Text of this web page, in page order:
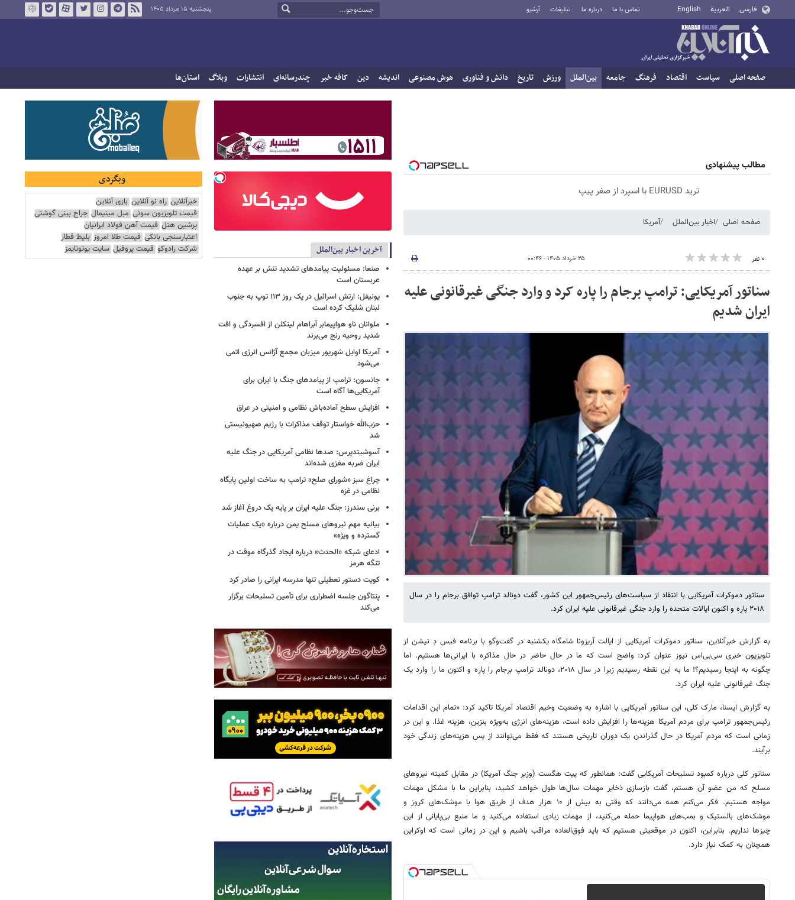
فارسی العربية English تماس با ما درباره ما تبلیغات آرشیو پنجشنبه ۱۵ مرداد ۱۴۰۵
صفحه اصلی سیاست اقتصاد فرهنگ جامعه بین‌الملل ورزش تاریخ دانش و فناوری هوش مصنوعی اندیشه دین کافه خبر چندرسانه‌ای انتشارات وبلاگ استان‌ها
مطالب پیشنهادی
ترید EURUSD با اسپرد از صفر پیپ
صفحه اصلی اخبار بین‌الملل آمریکا
۰ نفر ۲۵ خرداد ۱۴۰۵ - ۰۰:۴۶
سناتور آمریکایی: ترامپ برجام را پاره کرد و وارد جنگی غیرقانونی علیه
ایران شدیم
سناتور دموکرات آمریکایی با انتقاد از سیاست‌های رئیس‌جمهور این کشور، گفت دونالد ترامپ توافق برجام را در سال
۲۰۱۸ پاره و اکنون ایالات متحده را وارد جنگی غیرقانونی علیه ایران کرد.
به گزارش خبرآنلاین، سناتور دموکرات آمریکایی از ایالت آریزونا شامگاه یکشنبه در گفت‌وگو با برنامه فیس دِ نیشن از
تلویزیون خبری سی‌بی‌اس نیوز عنوان کرد: واضح است که ما در حال حاضر در حال مذاکره با ایرانی‌ها هستیم. اما
چگونه به اینجا رسیدیم؟! ما به این نقطه رسیدیم زیرا در سال ۲۰۱۸، دونالد ترامپ برجام را پاره و اکنون ما را وارد یک
جنگ غیرقانونی علیه ایران کرد.
به گزارش ایسنا، مارک کلی، این سناتور آمریکایی با اشاره به وضعیت وخیم اقتصاد آمریکا تاکید کرد: «تمام این اقدامات
رئیس‌جمهور ترامپ برای مردم آمریکا هزینه‌ها را افزایش داده است، هزینه‌های انرژی به‌ویژه بنزین، هزینه غذا. و این در
زمانی است که مردم آمریکا در حال گذراندن یک دوران تاریخی هستند که فقط می‌توانند از پس هزینه‌های زندگی خود
برآیند.
سناتور کلی درباره کمبود تسلیحات آمریکایی گفت: همانطور که پیت هگست (وزیر جنگ آمریکا) در مقابل کمیته نیروهای
مسلح که من عضو آن هستم، گفت بازسازی ذخایر مهمات سال‌ها طول خواهد کشید، بنابراین ما با مشکل مهمات
مواجه هستیم. فکر می‌کنم همه می‌دانند که وقتی به بیش از ۱۰ هزار هدف از طریق هوا با موشک‌های کروز و
موشک‌های بالستیک و بمب‌های هواپیما حمله می‌کنید، از مهمات زیادی استفاده می‌کنید و ما منبع بی‌پایانی از این
چیزها نداریم. بنابراین، اکنون در موقعیتی هستیم که باید فوق‌العاده مراقب باشیم و این در زمانی است که اوکراین
همچنان به کمک نیاز دارد.
آخرین اخبار بین‌الملل
صنعا: مسئولیت پیامدهای تشدید تنش بر عهده
عربستان است
یونیفل: ارتش اسرائیل در یک روز ۱۱۳ توپ به جنوب
لبنان شلیک کرده است
ملوانان ناو هواپیمابر آبراهام لینکلن از افسردگی و افت
شدید روحیه رنج می‌برند
آمریکا اوایل شهریور میزبان مجمع آژانس انرژی اتمی
می‌شود
جانسون: ترامپ از پیامدهای جنگ با ایران برای
آمریکایی‌ها آگاه است
افزایش سطح آماده‌باش نظامی و امنیتی در عراق
حزب‌الله خواستار توقف مذاکرات با رژیم صهیونیستی
شد
آسوشیتدپرس: صدها نظامی آمریکایی در جنگ علیه
ایران ضربه مغزی شده‌اند
چراغ سبز «شورای صلح» ترامپ به ساخت اولین پایگاه
نظامی در غزه
برنی سندرز: جنگ علیه ایران بر پایه یک دروغ آغاز شد
بیانیه مهم نیروهای مسلح یمن درباره «یک عملیات
گسترده و ویژه»
ادعای شبکه «الحدث» درباره ایجاد گذرگاه موقت در
تنگه هرمز
کویت دستور تعطیلی تنها مدرسه ایرانی را صادر کرد
پنتاگون جلسه اضطراری برای تأمین تسلیحات برگزار
می‌کند
وبگردی
خبرآنلاین راه نو آنلاین بازی آنلاین
قیمت تلویزیون سونی مبل مینیمال جراح بینی گوشتی
پرشین هتل قیمت آهن فولاد ایرانیان
اعتبارسنجی بانکی قیمت طلا امروز بلیط قطار
شرکت رادوکو قیمت پروفیل سایت یوتوتایمز